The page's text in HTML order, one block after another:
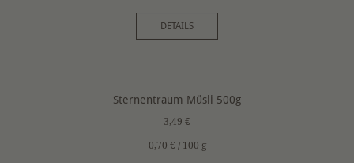
DETAILS
Sternentraum Müsli 500g
3,49 €
0,70 € / 100 g